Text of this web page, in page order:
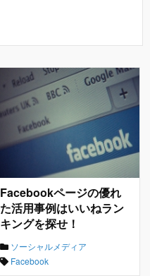
Facebookページの優れ
た活用事例はいいねラン
キングを探せ！
ソーシャルメディア
Facebook